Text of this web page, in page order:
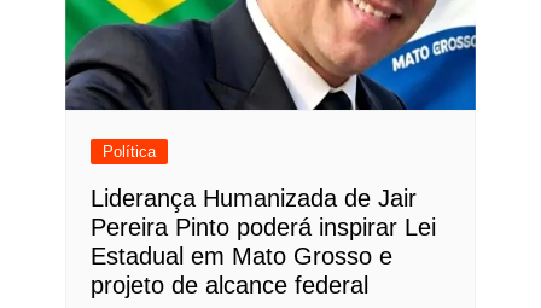
Política
Liderança Humanizada de Jair
Pereira Pinto poderá inspirar Lei
Estadual em Mato Grosso e
projeto de alcance federal